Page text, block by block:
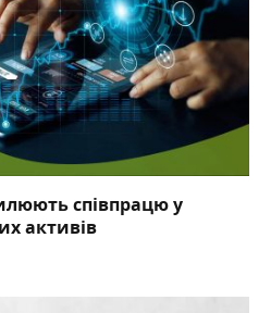
співпрацю у
активів